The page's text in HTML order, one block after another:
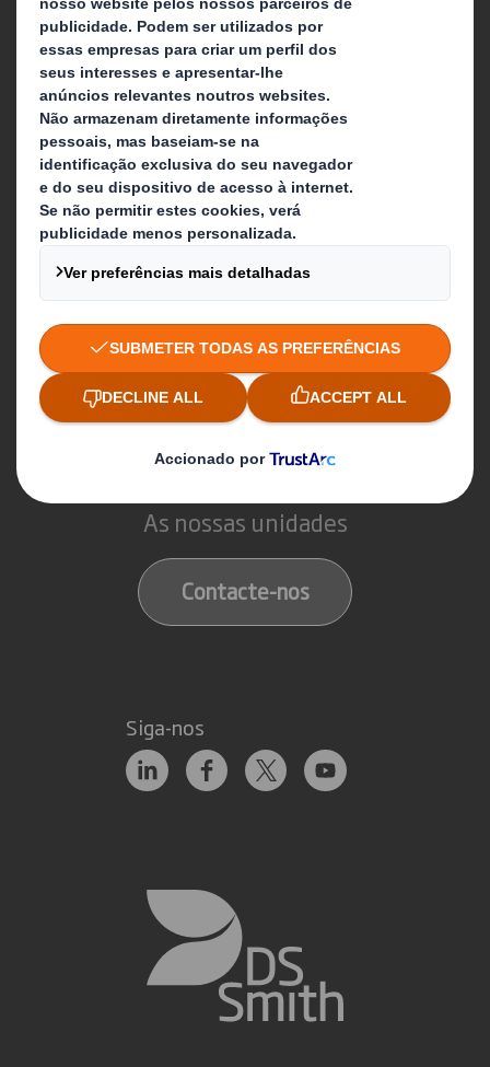
Sustentabilidade
Meios de comunicação
Candidaturas
O que fazemos
Soluções de packaging
Produtos de papel
Serviços de reciclagem
Contacte-nos
As nossas unidades
Contacte-nos
Siga-nos